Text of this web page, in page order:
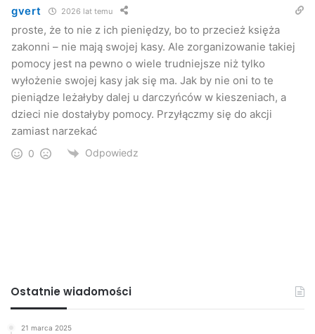
gvert 2026 lat temu
proste, że to nie z ich pieniędzy, bo to przecież księża
zakonni – nie mają swojej kasy. Ale zorganizowanie takiej
pomocy jest na pewno o wiele trudniejsze niż tylko
wyłożenie swojej kasy jak się ma. Jak by nie oni to te
pieniądze leżałyby dalej u darczyńców w kieszeniach, a
dzieci nie dostałyby pomocy. Przyłączmy się do akcji
zamiast narzekać
0 Odpowiedz
Ostatnie wiadomości
21 marca 2025